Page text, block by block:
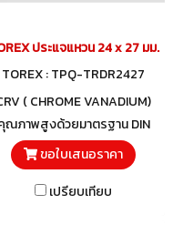
ประแจแหวน 24 x 27 มม.
TOREX : TPQ-TRDR2427
( CHROME VANADIUM)
ณภาพสูงด้วยมาตรฐาน DIN
838 และวัสดุโครมวานาเดียม
ขอใบเสนอราคา
เปรียบเทียบ